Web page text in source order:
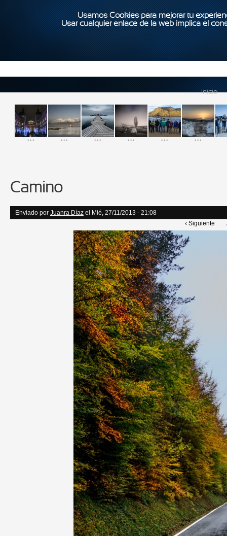
Usamos Cookies para mejorar tu
Usar cualquier enlace de la web implica el
Inicio
... ... ... ... ... ...
Camino
Enviado por Juanra Díaz el Mié, 27/11/2013 - 21:08
‹ Siguiente